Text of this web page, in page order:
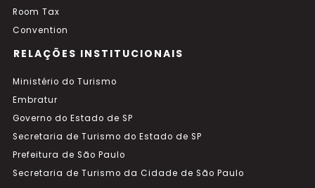
Room Tax
Convention
RELAÇÕES INSTITUCIONAIS
Ministério do Turismo
Embratur
Governo do Estado de SP
Secretaria de Turismo do Estado de SP
Prefeitura de São Paulo
Secretaria de Turismo da Cidade de São Paulo